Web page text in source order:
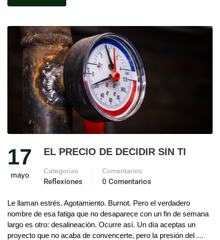
17
mayo
EL PRECIO DE DECIDIR SIN TI
Categorías
Reflexiones
Comentarios
0 Comentarios
Le llaman estrés. Agotamiento. Burnot. Pero el verdadero
nombre de esa fatiga que no desaparece con un fin de semana
largo es otro: desalineación. Ocurre así. Un día aceptas un
proyecto que no acaba de convencerte, pero la presión del …